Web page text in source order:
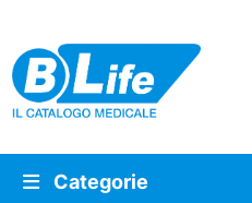
Vai al contenuto principale
Categorie